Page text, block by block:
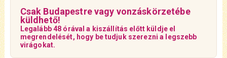
Csak Budapestre vagy vonzáskörzetébe
küldhető!
Legalább 48 órával a kiszállítás előtt küldje el
megrendelését, hogy be tudjuk szerezni a legszebb
virágokat.